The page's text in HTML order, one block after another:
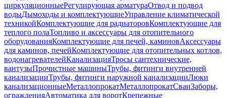
циркуляционныеРегулирующая арматураОтвод и подвод
водыДымоходы и комплектующиеУправление климатической
техникойКомплектующие для радиаторовКомплектующие для
теплого полаТопливо и аксессуары для отопительного
оборудованияКомплектующие для печей, каминовАксессуары
для каминов, печейКомплектующие для отопительных котлов,
водонагревателейКанализацияТросы сантехнические,
вантузыПрочистные машиныТрубы, фитинги внутренней
канализацииТрубы, фитинги наружной канализацииЛюки
канализационныеМеталлопрокатМеталлопрокатСваиЗаборы,
огражденияАвтоматика для воротКрепежные